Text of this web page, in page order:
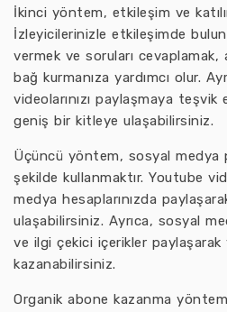
İkinci yöntem, etkileşim ve
İzleyicilerinizle etkileşimde
vermek ve soruları
bağ kurmanıza yardımcı olur.
videolarınızı paylaşmaya
geniş bir kitleye ulaşabilirsiniz.
Üçüncü yöntem, sosyal medya
şekilde kullanmaktır. Youtube
medya hesaplarınızda
ulaşabilirsiniz. Ayrıca, sosyal
ve ilgi çekici içerikler paylaşarak
kazanabilirsiniz.
Organik abone kazanma